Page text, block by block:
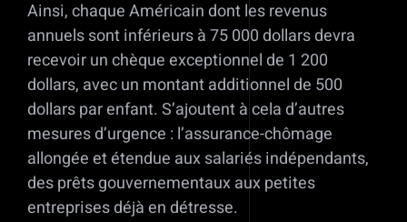
Ainsi, chaque Américain dont les revenus
annuels sont inférieurs à 75 000 dollars devra
recevoir un chèque exceptionnel de 1 200
dollars, avec un montant additionnel de 500
dollars par enfant. S’ajoutent à cela d’autres
mesures d’urgence : l’assurance-chômage
allongée et étendue aux salariés indépendants,
des prêts gouvernementaux aux petites
entreprises déjà en détresse.